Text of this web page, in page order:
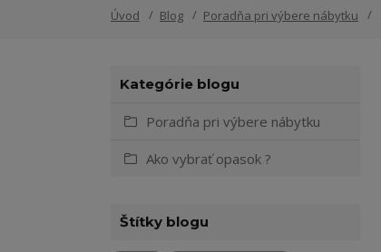
Úvod Blog Poradňa pri výbere nábytku
Kategórie blogu
Poradňa pri výbere nábytku
Ako vybrať opasok ?
Štítky blogu